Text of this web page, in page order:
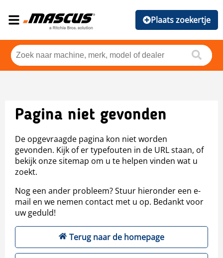
Plaats zoekertje
Pagina niet gevonden
De opgevraagde pagina kon niet worden
gevonden. Kijk of er typefouten in de URL staan, of
bekijk onze sitemap om u te helpen vinden wat u
zoekt.
Nog een ander probleem? Stuur hieronder een e-
mail en we nemen contact met u op. Bedankt voor
uw geduld!
Terug naar de homepage